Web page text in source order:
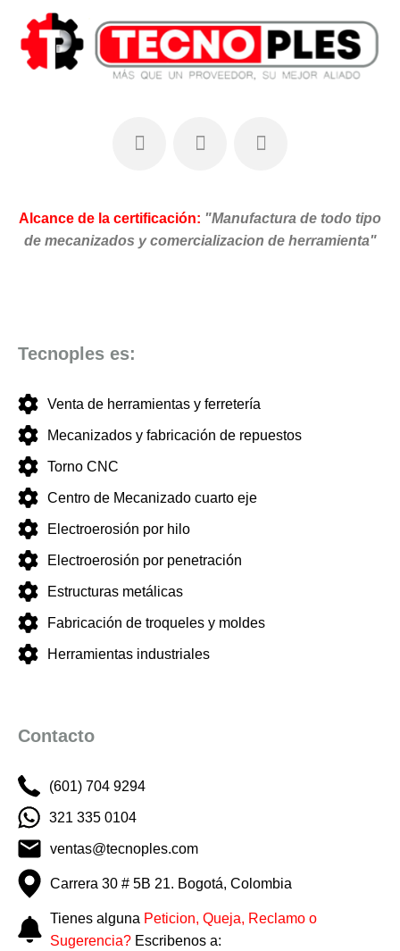
Alcance de la certificación: "Manufactura de todo tipo
de mecanizados y comercializacion de herramienta"
Tecnoples es:
Venta de herramientas y ferretería
Mecanizados y fabricación de repuestos
Torno CNC
Centro de Mecanizado cuarto eje
Electroerosión por hilo
Electroerosión por penetración
Estructuras metálicas
Fabricación de troqueles y moldes
Herramientas industriales
Contacto
(601) 704 9294
321 335 0104
ventas@tecnoples.com
Carrera 30 # 5B 21. Bogotá, Colombia
Tienes alguna Peticion, Queja, Reclamo o
Sugerencia? Escribenos a: